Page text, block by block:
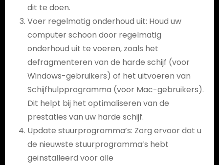
dit te doen.
Voer regelmatig onderhoud uit: Houd uw
computer schoon door regelmatig
onderhoud uit te voeren, zoals het
defragmenteren van de harde schijf (voor
Windows-gebruikers) of het uitvoeren van
Schijfhulpprogramma (voor Mac-gebruikers).
Dit helpt bij het optimaliseren van de
prestaties van uw harde schijf.
Update stuurprogramma’s: Zorg ervoor dat u
de nieuwste stuurprogramma’s hebt
geïnstalleerd voor alle